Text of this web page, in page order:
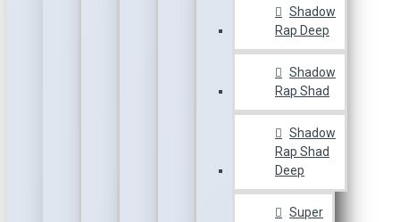
Shadow
Rap Deep
Shadow
Rap Shad
Shadow
Rap Shad
Deep
Super